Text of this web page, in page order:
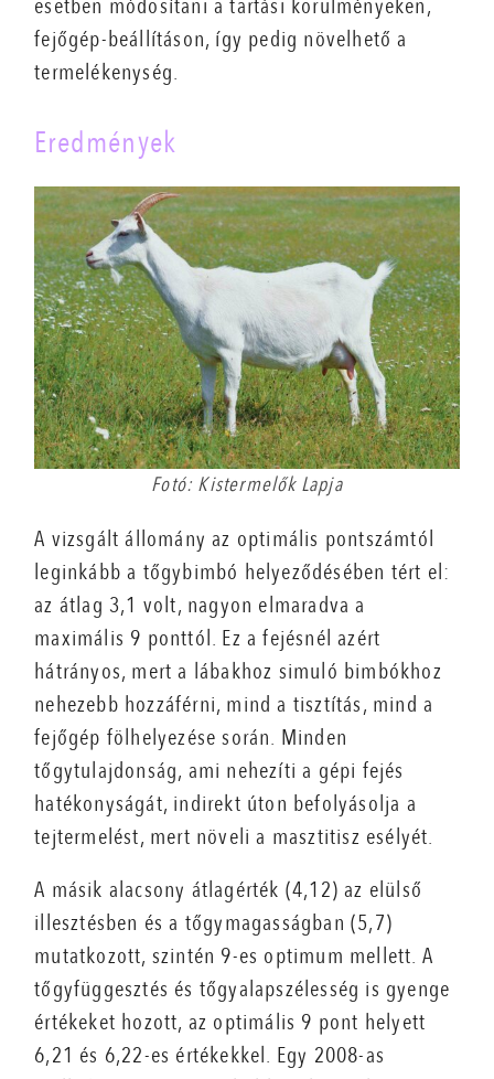
esetben módosítani a tartási körülményeken,
fejőgép-­beállításon, így pedig növelhető a
termelékenység.
Eredmények
Fotó: Kistermelők Lapja
A vizsgált állomány az optimális pontszámtól
leginkább a tőgybimbó helyeződésében tért el:
az átlag 3,1 volt, nagyon elmaradva a
maximális 9 ponttól. Ez a fejésnél azért
hátrányos, mert a lábakhoz simuló bimbókhoz
nehezebb hozzáférni, mind a tisztítás, mind a
fejőgép fölhelyezése során. Minden
tőgytulajdonság, ami nehezíti a gépi fejés
hatékonyságát, indirekt úton befolyásolja a
tejtermelést, mert növeli a masztitisz esélyét.
A másik alacsony átlagérték (4,12) az elülső
illesztésben és a tőgymagasságban (5,7)
mutatkozott, szintén 9-es optimum mellett. A
tőgyfüggesztés és tőgyalapszélesség is gyenge
értékeket hozott, az optimális 9 pont helyett
6,21 és 6,22-es értékekkel. Egy 2008-as